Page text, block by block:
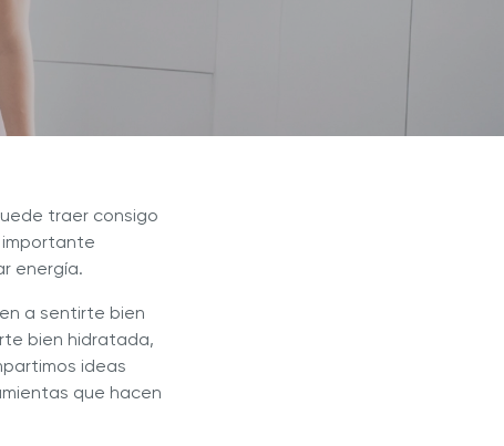
Max Extractor de Jugos Royal Prestige
traer consigo
importante
energía.
a sentirte bien
bien hidratada,
ideas
que hacen